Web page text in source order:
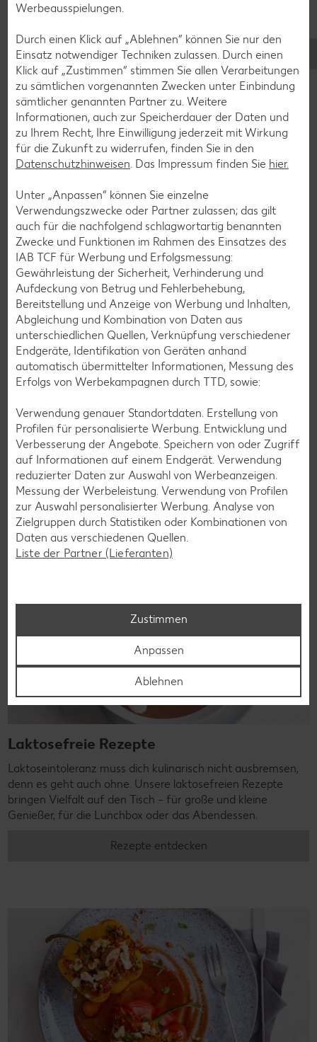
Erdbeer-Rezepte
Blaubeer-Rezepte
Bananen-Rezepte
Zurück zu allen Rezepten
Glutenfreie Rezepte
Wer auf Gluten verzichtet, muss nicht automatisch auf
Vielfalt und Geschmack verzichten. Ob süß oder herzhaft –
mit unseren glutenfreien Rezepten zauberst du dir Gerichte,
die nicht nur verträglich, sondern auch richtig lecker sind.
Rezepte entdecken
Laktosefreie Rezepte
Laktoseintoleranz muss dich kulinarisch nicht ausbremsen,
denn es geht auch ohne. Unsere laktosefreien Rezepte
bringen Vielfalt auf den Tisch – für große und kleine
Genießer, für die Lunchbox oder das Abendessen.
Rezepte entdecken
Werbeausspielungen.
Durch einen Klick auf „Ablehnen“ können Sie nur den
Einsatz notwendiger Techniken zulassen. Durch einen
Klick auf „Zustimmen“ stimmen Sie allen Verarbeitungen
zu sämtlichen vorgenannten Zwecken unter Einbindung
sämtlicher genannten Partner zu. Weitere
Informationen, auch zur Speicherdauer der Daten und
zu Ihrem Recht, Ihre Einwilligung jederzeit mit Wirkung
für die Zukunft zu widerrufen, finden Sie in den
Datenschutzhinweisen. Das Impressum finden Sie hier.
Unter „Anpassen“ können Sie einzelne
Verwendungszwecke oder Partner zulassen; das gilt
auch für die nachfolgend schlagwortartig benannten
Zwecke und Funktionen im Rahmen des Einsatzes des
IAB TCF für Werbung und Erfolgsmessung:
Gewährleistung der Sicherheit, Verhinderung und
Aufdeckung von Betrug und Fehlerbehebung,
Bereitstellung und Anzeige von Werbung und Inhalten,
Abgleichung und Kombination von Daten aus
unterschiedlichen Quellen, Verknüpfung verschiedener
Endgeräte, Identifikation von Geräten anhand
automatisch übermittelter Informationen, Messung des
Erfolgs von Werbekampagnen durch TTD, sowie:
Verwendung genauer Standortdaten. Erstellung von
Profilen für personalisierte Werbung. Entwicklung und
Verbesserung der Angebote. Speichern von oder Zugriff
auf Informationen auf einem Endgerät. Verwendung
reduzierter Daten zur Auswahl von Werbeanzeigen.
Messung der Werbeleistung. Verwendung von Profilen
zur Auswahl personalisierter Werbung. Analyse von
Zielgruppen durch Statistiken oder Kombinationen von
Daten aus verschiedenen Quellen.
Liste der Partner (Lieferanten)
Zustimmen
Anpassen
Ablehnen